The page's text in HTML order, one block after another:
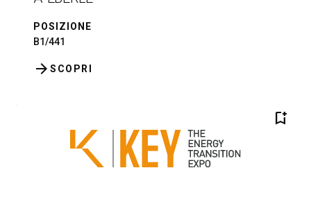
POSIZIONE
B1/441
SCOPRI
arrow_forward
bookmark_add